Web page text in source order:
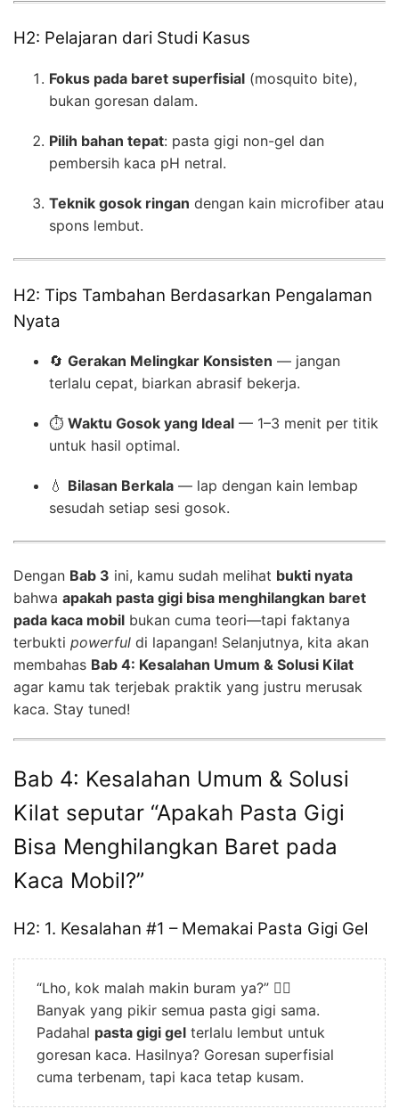
H2: Pelajaran dari Studi Kasus
Fokus pada baret superfisial (mosquito bite),
bukan goresan dalam.
Pilih bahan tepat: pasta gigi non-gel dan
pembersih kaca pH netral.
Teknik gosok ringan dengan kain microfiber atau
spons lembut.
H2: Tips Tambahan Berdasarkan Pengalaman
Nyata
🔄 Gerakan Melingkar Konsisten — jangan
terlalu cepat, biarkan abrasif bekerja.
⏱️ Waktu Gosok yang Ideal — 1–3 menit per titik
untuk hasil optimal.
💧 Bilasan Berkala — lap dengan kain lembap
sesudah setiap sesi gosok.
Dengan Bab 3 ini, kamu sudah melihat bukti nyata
bahwa apakah pasta gigi bisa menghilangkan baret
pada kaca mobil bukan cuma teori—tapi faktanya
terbukti powerful di lapangan! Selanjutnya, kita akan
membahas Bab 4: Kesalahan Umum & Solusi Kilat
agar kamu tak terjebak praktik yang justru merusak
kaca. Stay tuned!
Bab 4: Kesalahan Umum & Solusi
Kilat seputar “Apakah Pasta Gigi
Bisa Menghilangkan Baret pada
Kaca Mobil?”
H2: 1. Kesalahan #1 – Memakai Pasta Gigi Gel
“Lho, kok malah makin buram ya?” 😵‍💫
Banyak yang pikir semua pasta gigi sama.
Padahal pasta gigi gel terlalu lembut untuk
goresan kaca. Hasilnya? Goresan superfisial
cuma terbenam, tapi kaca tetap kusam.